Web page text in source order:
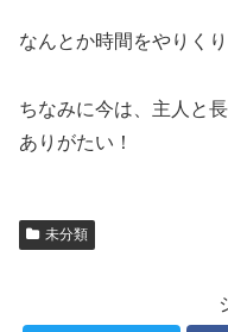
なんとか時間をやりく
ちなみに今は、主人と
ありがたい！
未分類